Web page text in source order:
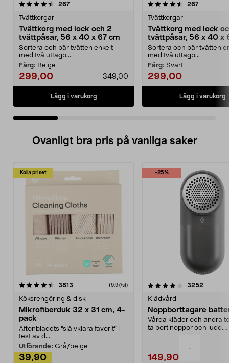
-
267recensioner
Tvättkorgar
Tvättkorg med lock och 2
tvättpåsar, 56 x 40 x 67 cm
Sortera och bär tvätten enkelt
med två uttagb...
Färg: Beige
299,00 349,00
Lägg i varukorg
4.5 av 5 stjärnor 267
Tvättkorgar
Tvättkorg med lock
tvättpåsar, 56 x 40 x
Sortera och bär tvätten
med två uttagb...
Färg: Svart
299,00
Lägg i varukorg
4.5 av 5 stjärnor
Ovanligt bra pris på vanliga saker
Kolla priset
3813 (9,97/st)
Köksrengöring & disk
Mikrofiberduk 32 x 31 cm, 4-
pack
Aftonbladets "självklara favorit” i
test av d...
Utförande: Grå/beige
39,90
-25%
4.0av 5 stjärnor 3252
Klädvård
Noppborttagare
Vårda kläder och andra
ta bort noppor och ludd.
149,90
4.5av 5 stjärnor